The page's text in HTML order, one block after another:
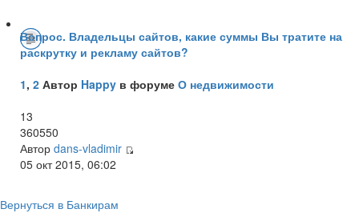
Вопрос. Владельцы сайтов, какие суммы Вы тратите на
раскрутку и рекламу сайтов?
1, 2 Автор Happy в форуме О недвижимости
13
360550
Автор dans-vladimir
05 окт 2015, 06:02
Вернуться в Банкирам